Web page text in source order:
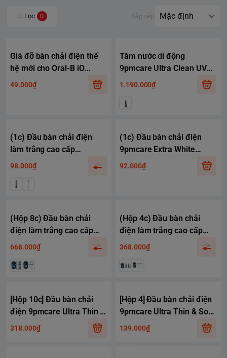
Lọc 0 Sắp xếp
Giá đỡ bàn chải điện thế
hệ mới cho Oral-B iO
Series
49.000₫
Tăm nước di động
9pmcare Ultra Clean UV
(Pin 40 ngày, 4 chế độ +
khử khuẩn bằng tia UV, 5
mức tùy chỉnh lực nước)
1.190.000₫
(1c) Đầu bàn chải điện
làm trắng cao cấp
9pmcare iO Extra White
Series 2-10
98.000₫
(1c) Đầu bàn chải điện
9pmcare Extra White
tương thích Philips
Sonicare - Làm trắng răng
92.000₫
(Hộp 8c) Đầu bàn chải
điện làm trắng cao cấp
9pmcare iO Extra White
Series 2-10
668.000₫
(Hộp 4c) Đầu bàn chải
điện làm trắng cao cấp
9pmcare iO Extra White
Series 2-10
368.000₫
[Hộp 10c] Đầu bàn chải
điện 9pmcare Ultra Thin &
Soft tương thích Oral-B
318.000₫
[Hộp 4] Đầu bàn chải điện
9pmcare Ultra Thin & Soft
tương thích Oral-B Vitality,
139.000₫